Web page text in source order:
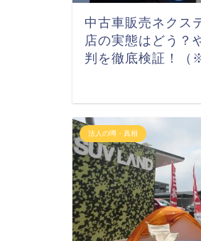
中古車販売ネクス
店の実態はどう？
判を徹底検証！（
法人の噂・真相